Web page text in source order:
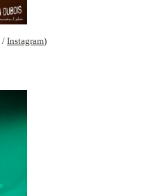
/ Instagram)